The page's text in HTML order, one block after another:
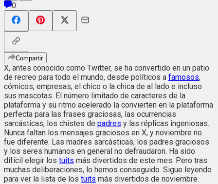
0
Compartir
X, antes conocido como Twitter, se ha convertido en un patio
de recreo para todo el mundo, desde políticos a famosos,
cómicos, empresas, el chico o la chica de al lado e incluso
sus mascotas. El número limitado de caracteres de la
plataforma y su ritmo acelerado la convierten en la plataforma
perfecta para las frases graciosas, las ocurrencias
sarcásticas, los chistes de padres y las réplicas ingeniosas.
Nunca faltan los mensajes graciosos en X, y noviembre no
fue diferente. Las madres sarcásticas, los padres graciosos
y los seres humanos en general no defraudaron. Ha sido
difícil elegir los tuits más divertidos de este mes. Pero tras
muchas deliberaciones, lo hemos conseguido. Sigue leyendo
para ver la lista de los tuits más divertidos de noviembre.